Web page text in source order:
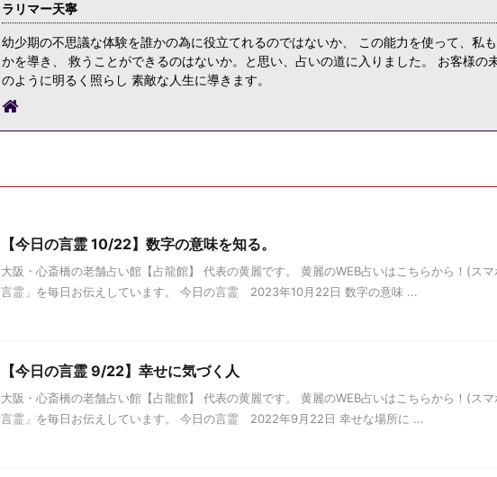
ラリマー天寧
幼少期の不思議な体験を誰かの為に役立てれるのではないか、 この能力を使って、私
かを導き、 救うことができるのはないか。と思い、占いの道に入りました。 お客様の
のように明るく照らし 素敵な人生に導きます。
【今日の言霊 10/22】数字の意味を知る。
大阪・心斎橋の老舗占い館【占龍館】 代表の黄麗です。 黄麗のWEB占いはこちらから！(ス
言霊」を毎日お伝えしています。 今日の言霊 2023年10月22日 数字の意味 ...
【今日の言霊 9/22】幸せに気づく人
大阪・心斎橋の老舗占い館【占龍館】 代表の黄麗です。 黄麗のWEB占いはこちらから！(ス
言霊」を毎日お伝えしています。 今日の言霊 2022年9月22日 幸せな場所に ...